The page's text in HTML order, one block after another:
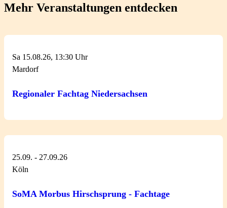
Mehr Veranstaltungen entdecken
Sa 15.08.26, 13:30 Uhr
Mardorf
Regionaler Fachtag Niedersachsen
25.09. - 27.09.26
Köln
SoMA Morbus Hirschsprung - Fachtage